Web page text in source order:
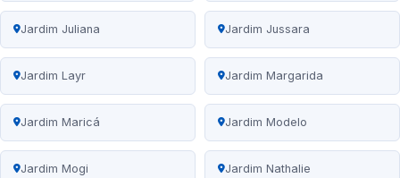
Jardim Juliana Jardim Jussara
Jardim Layr Jardim Margarida
Jardim Maricá Jardim Modelo
Jardim Mogi Jardim Nathalie